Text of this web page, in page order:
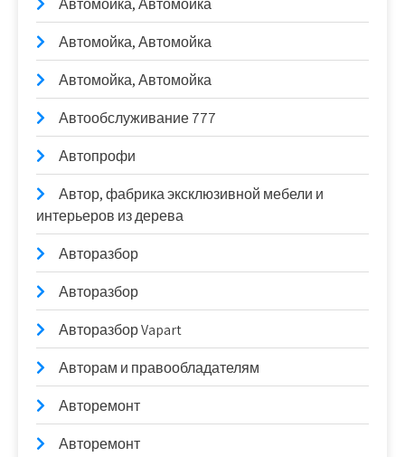
Автомойка, Автомойка
Автомойка, Автомойка
Автомойка, Автомойка
Автообслуживание 777
Автопрофи
Автор, фабрика эксклюзивной мебели и
интерьеров из дерева
Авторазбор
Авторазбор
Авторазбор Vapart
Авторам и правообладателям
Авторемонт
Авторемонт